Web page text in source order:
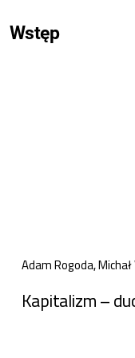
Wstęp
Adam Rogoda,
Kapitalizm –